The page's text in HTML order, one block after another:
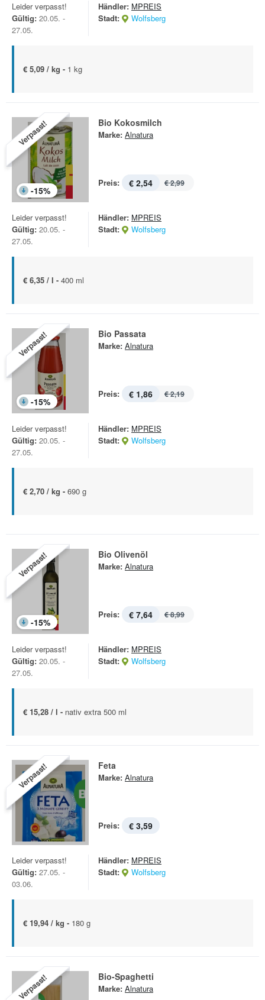
Leider verpasst!
Gültig: 20.05. -
27.05.
Händler: MPREIS
Stadt:
Wolfsberg
€ 5,09 / kg - 1 kg
Verpasst!
-15%
Bio Kokosmilch
Marke: Alnatura
Preis: € 2,54 € 2,99
Leider verpasst!
Gültig: 20.05. -
27.05.
Händler: MPREIS
Stadt:
Wolfsberg
€ 6,35 / l - 400 ml
Verpasst!
-15%
Bio Passata
Marke: Alnatura
Preis: € 1,86 € 2,19
Leider verpasst!
Gültig: 20.05. -
27.05.
Händler: MPREIS
Stadt:
Wolfsberg
€ 2,70 / kg - 690 g
Verpasst!
-15%
Bio Olivenöl
Marke: Alnatura
Preis: € 7,64 € 8,99
Leider verpasst!
Gültig: 20.05. -
27.05.
Händler: MPREIS
Stadt:
Wolfsberg
€ 15,28 / l - nativ extra 500 ml
Verpasst! Feta
Marke: Alnatura
Preis: € 3,59
Leider verpasst!
Gültig: 27.05. -
03.06.
Händler: MPREIS
Stadt:
Wolfsberg
€ 19,94 / kg - 180 g
Verpasst! Bio-Spaghetti
Marke: Alnatura